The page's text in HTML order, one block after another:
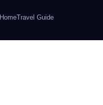
HomeTravel Guide